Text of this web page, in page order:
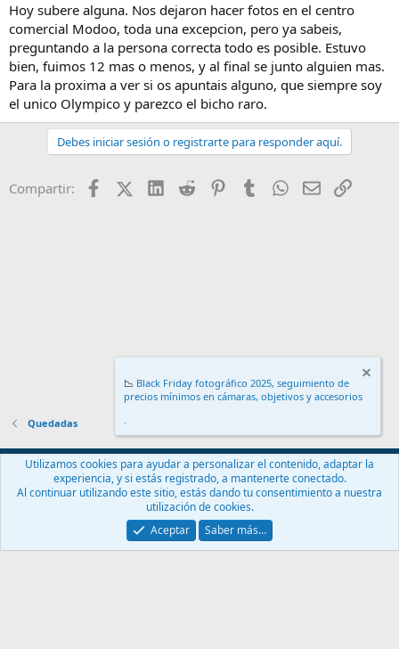
Hoy subere alguna. Nos dejaron hacer fotos en el centro
comercial Modoo, toda una excepcion, pero ya sabeis,
preguntando a la persona correcta todo es posible. Estuvo
bien, fuimos 12 mas o menos, y al final se junto alguien mas.
Para la proxima a ver si os apuntais alguno, que siempre soy
el unico Olympico y parezco el bicho raro.
Debes iniciar sesión o registrarte para responder aquí.
Compartir: FacebookX (Twitter)
LinkedIn
Reddit PinterestTumblr WhatsApp
EmailEnlace
Quedadas
Español (ES)
Contáctanos
Términos y reglas Política de privacidad
Ayuda
Community platform by XenForo® © 2010-2024 XenForo Ltd.
📉 Black Friday fotográfico 2025, seguimiento de
precios mínimos en cámaras, objetivos y accesorios
.
Utilizamos cookies para ayudar a personalizar el contenido, adaptar la
experiencia, y si estás registrado, a mantenerte conectado.
Al continuar utilizando este sitio, estás dando tu consentimiento a nuestra
utilización de cookies.
Aceptar
Saber más…